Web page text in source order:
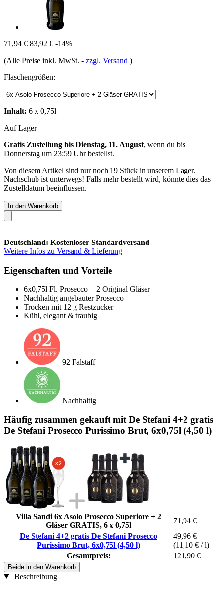
71,94 € 83,92 € -14%
(Alle Preise inkl. MwSt. - zzgl. Versand )
Flaschengrößen:
Inhalt: 6 x 0,75l
Auf Lager
Gratis Zustellung bis Dienstag, 11. August, wenn du bis
Donnerstag um 23:59 Uhrbestellst.
Von diesem Artikel sind nur noch 19 Stück in unserem Lager.
Nachschub ist unterwegs! Falls mehr bestellt wird, könnte dies das
Zustelldatum beeinflussen.
In den Warenkorb
Deutschland: Kostenloser Standardversand
Weitere Infos zu Versand & Lieferung
Eigenschaften und Vorteile
6x0,75l Fl. Prosecco + 2 Original Gläser
Nachhaltig angebauter Prosecco
Trocken mit 12 g Restzucker
Kühl, elegant & traubig
92 Falstaff
Nachhaltig
Häufig zusammen gekauft mit De Stefani 4+2 gratis
De Stefani Prosecco Purissimo Brut, 6x0,75l (4,50 l)
Villa Sandi 6x Asolo Prosecco Superiore + 2
Gläser GRATIS, 6 x 0,75l
71,94 €
De Stefani 4+2 gratis De Stefani Prosecco
Purissimo Brut, 6x0,75l (4,50 l)
49,96 €
(11,10 € / l)
Gesamtpreis:
121,90 €
Beide in den Warenkorb
Beschreibung